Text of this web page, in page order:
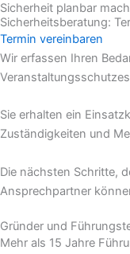
Sicherheit planbar
Sicherheitsberatung:
Termin vereinbaren
Wir erfassen Ihren
Sie erhalten ein
Zuständigkeiten und
Die nächsten Schritte,
Ansprechpartner
Gründer und
Mehr als 15 Jahre